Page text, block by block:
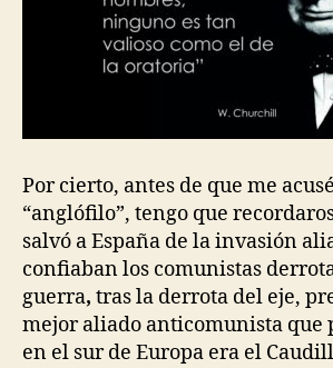
Por cierto, antes de que me
“anglófilo”, tengo que
salvó a España de la invasión
confiaban los comunistas
guerra, tras la derrota del eje,
mejor aliado anticomunista que
en el sur de Europa era el